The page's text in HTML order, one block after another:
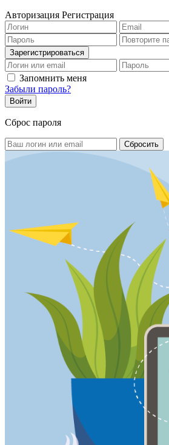
Авторизация Регистрация
Запомнить меня
Забыли пароль?
Сброс пароля